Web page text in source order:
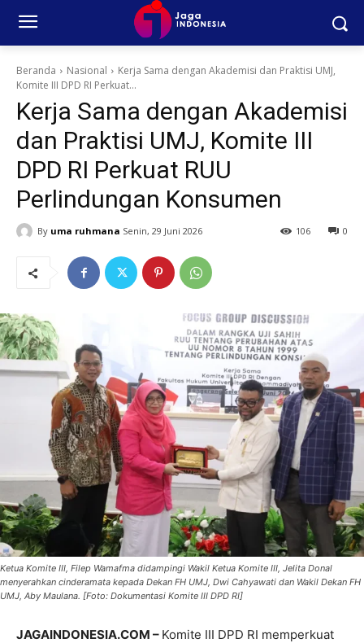
Beranda Nasional
Kerja Sama dengan Akademisi dan Praktisi UMJ,
Komite III DPD RI Perkuat...
Kerja Sama dengan Akademisi
dan Praktisi UMJ, Komite III
DPD RI Perkuat RUU
Perlindungan Konsumen
By uma ruhmana Senin, 29 Juni 2026 0
106
Ketua Komite III, Filep Wamafma didampingi Wakil Ketua Komite III, Jelita Donal
menyerahkan cinderamata kepada Dekan FH UMJ, Dwi Cahyawati dan Wakil Dekan FH
UMJ, Aby Maulana. [Foto: Dokumentasi Komite III DPD RI]
JAGAINDONESIA.COM – Komite III DPD RI memperkuat